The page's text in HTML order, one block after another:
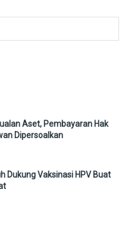
Aset, Pembayaran Hak
Dipersoalkan
Dukung Vaksinasi HPV Buat